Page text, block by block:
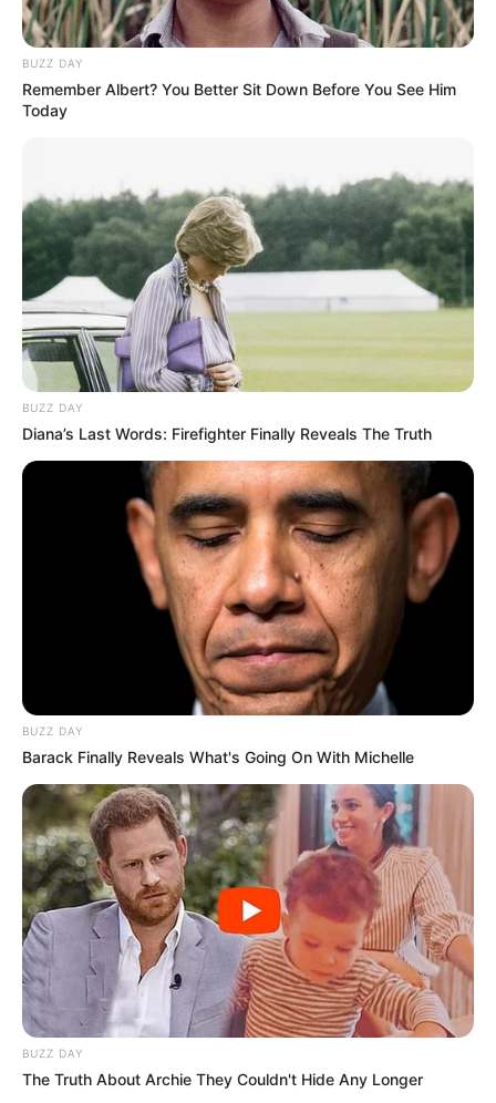
BUZZ DAY
Remember Albert? You Better Sit Down Before You See Him
Today
BUZZ DAY
Diana’s Last Words: Firefighter Finally Reveals The Truth
BUZZ DAY
Barack Finally Reveals What's Going On With Michelle
BUZZ DAY
The Truth About Archie They Couldn't Hide Any Longer